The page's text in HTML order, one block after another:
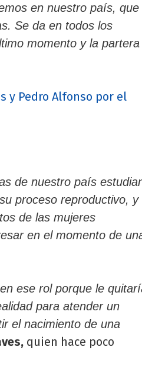
en nuestro país, que
Se da en todos los
momento y la partera
y Pedro Alfonso por el
de nuestro país
proceso reproductivo, y
de las mujeres
en el momento de
ese rol porque le
para atender un
el nacimiento de una
quien hace poco